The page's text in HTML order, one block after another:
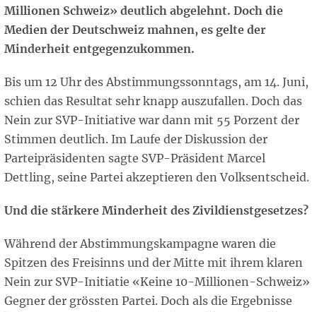
Millionen Schweiz» deutlich abgelehnt. Doch die
Medien der Deutschweiz mahnen, es gelte der
Minderheit entgegenzukommen.
Bis um 12 Uhr des Abstimmungssonntags, am 14. Juni,
schien das Resultat sehr knapp auszufallen. Doch das
Nein zur SVP-Initiative war dann mit 55 Porzent der
Stimmen deutlich. Im Laufe der Diskussion der
Parteipräsidenten sagte SVP-Präsident Marcel
Dettling, seine Partei akzeptieren den Volksentscheid.
Und die stärkere Minderheit des Zivildienstgesetzes?
Während der Abstimmungskampagne waren die
Spitzen des Freisinns und der Mitte mit ihrem klaren
Nein zur SVP-Initiatie «Keine 10-Millionen-Schweiz»
Gegner der grössten Partei. Doch als die Ergebnisse